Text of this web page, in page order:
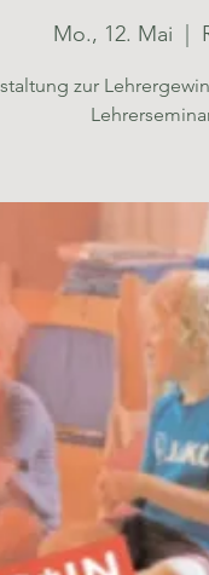
Mo., 12. Mai
zur